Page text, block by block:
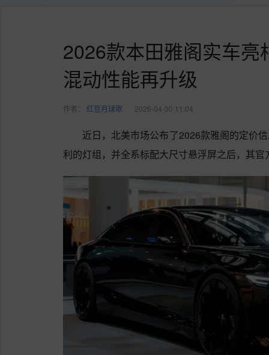
2026款本田雅阁实车
混动性能再升级
作者： 红豆月球歌 2026-04-30 11:04
近日，北美市场公布了2026款雅阁的定价
利的灯组，并全系标配大尺寸悬浮屏之后，其